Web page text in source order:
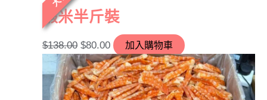
蝦米半斤裝
$138.00 $80.00 加入購物車